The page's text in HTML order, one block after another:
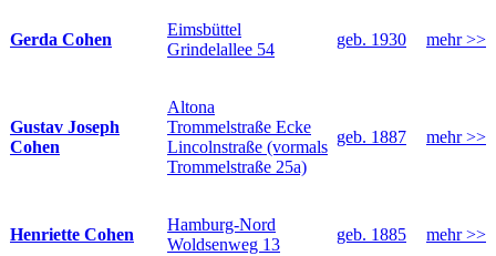
Gerda Cohen
Eimsbüttel
Grindelallee 54
geb. 1930 mehr >>
Gustav Joseph
Cohen
Altona
Trommelstraße Ecke
Lincolnstraße (vormals
Trommelstraße 25a)
geb. 1887 mehr >>
Henriette Cohen
Hamburg-Nord
Woldsenweg 13
geb. 1885 mehr >>